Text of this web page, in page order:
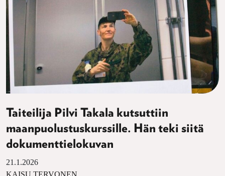
Taiteilija Pilvi Takala kutsuttiin
maanpuolustuskurssille. Hän teki siitä
dokumenttielokuvan
21.1.2026
KAISU TERVONEN